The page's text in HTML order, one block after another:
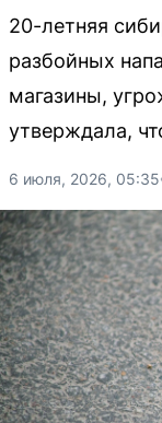
20-летняя
разбойных
магазины,
утверждала,
6 июля, 2026, 05:35